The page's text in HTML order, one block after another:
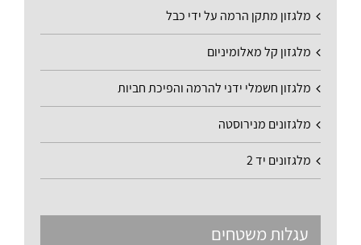
מלגזון מתקן הרמה על ידי כבל
מלגזון קל מאלומיניום
מלגזון חשמלי ידני להרמה והפיכת חביות
מלגזונים מנירוסטה
מלגזונים יד 2
עגלות משטחים